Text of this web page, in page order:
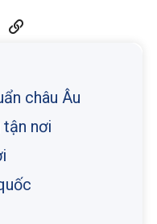
châu Âu
tận nơi